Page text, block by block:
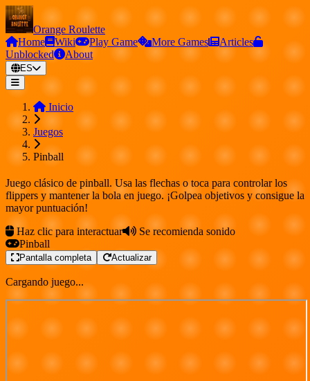
Orange Roulette
Home
Wiki Play Game More Games
Articles
Unblocked
About
ES
Inicio
Juegos
Pinball
Juego clásico de pinball. Usa las flechas o toca para controlar los
flippers y mantener la bola en juego. ¡Golpea objetivos y consigue la
mayor puntuación!
Haz clic para interactuar
Se recomienda sonido
Pinball
Pantalla completa Actualizar
Cargando juego...